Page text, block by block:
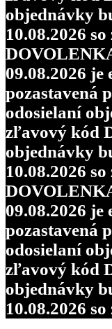
objednávky
10.08.2026
09.08.2026 je
pozastavená
odosielaní
zľavový kód
objednávky
10.08.2026
09.08.2026 je
pozastavená
odosielaní
zľavový kód
objednávky
10.08.2026